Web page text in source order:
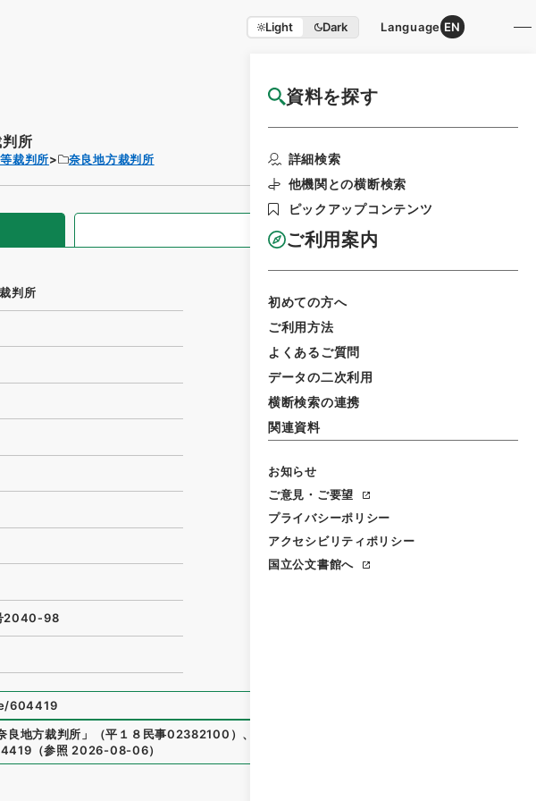
Light Dark Language EN
資料を探す
詳細検索
他機関との横断検索
ピックアップコンテンツ
ご利用案内
初めての方へ
ご利用方法
よくあるご質問
データの二次利用
横断検索の連携
関連資料
お知らせ
ご意見・ご要望
プライバシーポリシー
アクセシビリティポリシー
国立公文書館へ
国立公文書館HP利用案内
所
裁判所 奈良地方裁判所
全ての情報
判所
2040‐98
604419
良地方裁判所 」 （平１８民事02382100 ） 、
（参照 2026-08-06）